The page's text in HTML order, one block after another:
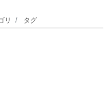
リ タグ